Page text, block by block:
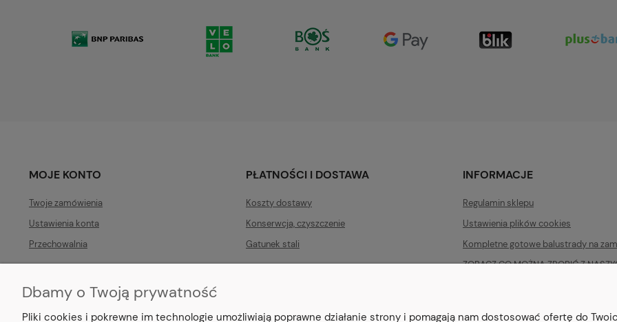
MOJE KONTO
Twoje zamówienia
Ustawienia konta
Przechowalnia
PŁATNOŚCI I DOSTAWA
Koszty dostawy
Konserwcja, czyszczenie
Gatunek stali
INFORMACJE
Regulamin sklepu
Ustawienia plików cookies
Kompletne gotowe balustrady na
ZOBACZ CO MOŻNA ZROBIĆ Z
Dbamy o Twoją prywatność
Pliki cookies i pokrewne im technologie umożliwiają poprawne działanie strony i pomagają nam dostosować ofertę do